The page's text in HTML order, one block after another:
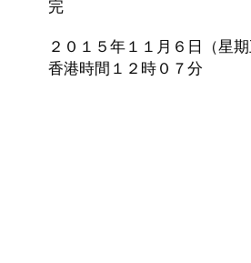
完
２０１５年１１月６日（星
香港時間１２時０７分